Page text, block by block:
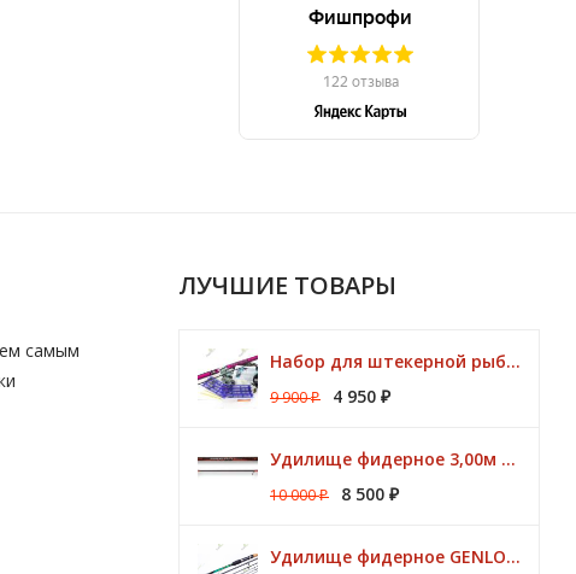
ЛУЧШИЕ ТОВАРЫ
Набор для штекерной рыбалки CLUB KORUM PINK Поплавок (удилище 7м, аксессуары)
9 900₽ 4 950 ₽
Удилище фидерное 3,00м Argon Feeder MT 50gr Browning
10 000₽ 8 500 ₽
Удилище фидерное GENLOG HONESTY HEAVY 3,80 м. до 140 гр.
самым